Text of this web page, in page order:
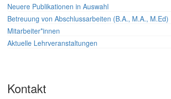
Neuere Publikationen in Auswahl
Betreuung von Abschlussarbeiten (B.A., M.A., M.Ed)
Mitarbeiter*innen
Aktuelle Lehrveranstaltungen
Kontakt